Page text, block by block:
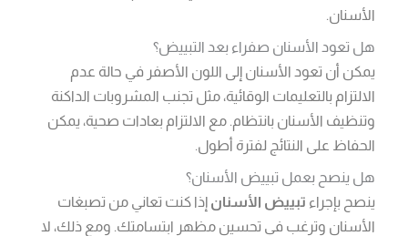
الأسنان.
هل تعود الأسنان صفراء بعد التبييض؟
يمكن أن تعود الأسنان إلى اللون الأصفر في حالة عدم
الالتزام بالتعليمات الوقائية، مثل تجنب المشروبات الداكنة
وتنظيف الأسنان بانتظام. مع الالتزام بعادات صحية، يمكن
الحفاظ على النتائج لفترة أطول.
هل ينصح بعمل تبييض الأسنان؟
ينصح بإجراء تبييض الأسنان إذا كنت تعاني من تصبغات
الأسنان وترغب في تحسين مظهر ابتسامتك. ومع ذلك، لا